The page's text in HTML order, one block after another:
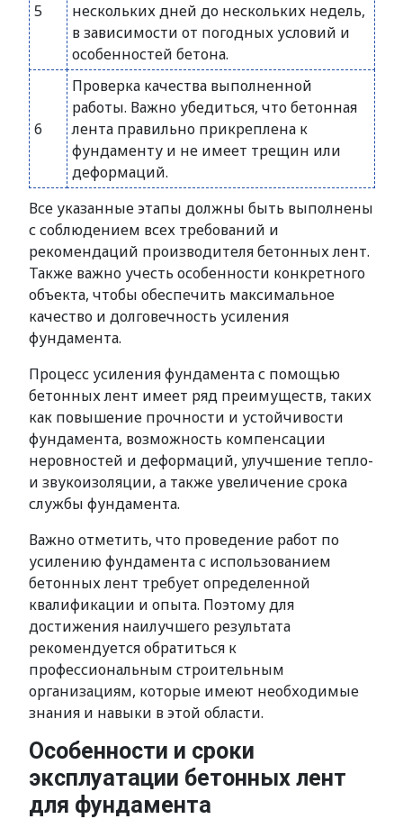
5
нескольких дней до нескольких недель,
в зависимости от погодных условий и
особенностей бетона.
6
Проверка качества выполненной
работы. Важно убедиться, что бетонная
лента правильно прикреплена к
фундаменту и не имеет трещин или
деформаций.
Все указанные этапы должны быть выполнены
с соблюдением всех требований и
рекомендаций производителя бетонных лент.
Также важно учесть особенности конкретного
объекта, чтобы обеспечить максимальное
качество и долговечность усиления
фундамента.
Процесс усиления фундамента с помощью
бетонных лент имеет ряд преимуществ, таких
как повышение прочности и устойчивости
фундамента, возможность компенсации
неровностей и деформаций, улучшение тепло-
и звукоизоляции, а также увеличение срока
службы фундамента.
Важно отметить, что проведение работ по
усилению фундамента с использованием
бетонных лент требует определенной
квалификации и опыта. Поэтому для
достижения наилучшего результата
рекомендуется обратиться к
профессиональным строительным
организациям, которые имеют необходимые
знания и навыки в этой области.
Особенности и сроки
эксплуатации бетонных лент
для фундамента